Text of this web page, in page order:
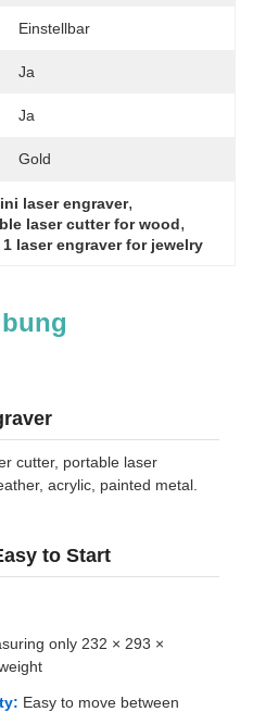
Einstellbar
Ja
Ja
Gold
laser engraver,
laser cutter for wood,
laser engraver for jewelry
cutter, portable laser
acrylic, painted metal.
to Start
only 232 × 293 ×
Easy to move between